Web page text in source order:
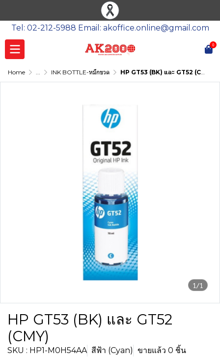
Tel: 02-212-5988 Email: akoffice.online@gmail.com
0
Home ... INK BOTTLE-หมึกขวด HP GT53 (BK) และ GT52 (CMY)
1/1
HP GT53 (BK) และ GT52
(CMY)
SKU : HP1-M0H54AA สีฟ้า (Cyan) ขายแล้ว 0 ชิ้น